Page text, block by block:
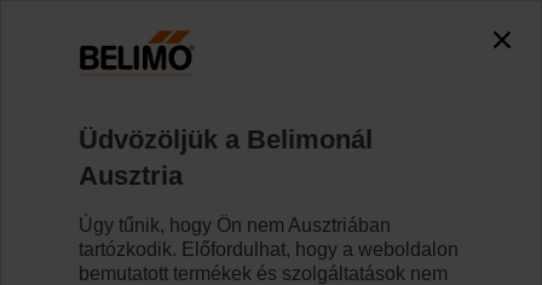
CQD230A
Tudjon meg többet
Üdvözöljük a Belimonál
Ausztria
Úgy tűnik, hogy Ön nem Ausztriában
tartózkodik. Előfordulhat, hogy a weboldalon
bemutatott termékek és szolgáltatások nem